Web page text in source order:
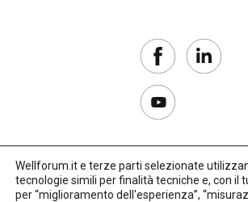
Copyright 2017–2026
Wellforum.it e terze parti selezionate
tecnologie simili per finalità tecniche e, con il
per “miglioramento dell'esperienza”,